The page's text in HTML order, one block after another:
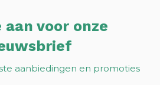
aan voor onze
aanbiedingen en promoties